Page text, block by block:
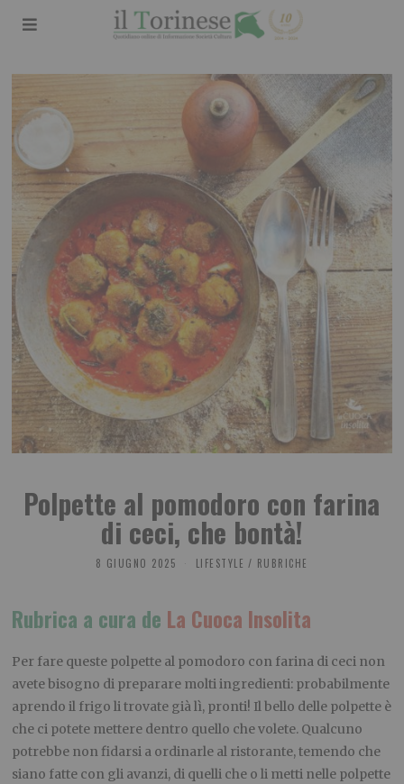
Polpette al pomodoro con farina
di ceci, che bontà!
8 GIUGNO 2025 LIFESTYLE / RUBRICHE
Rubrica a cura de La Cuoca Insolita
Per fare queste polpette al pomodoro con farina di ceci non
avete bisogno di preparare molti ingredienti: probabilmente
aprendo il frigo li trovate già lì, pronti! Il bello delle polpette è
che ci potete mettere dentro quello che volete. Qualcuno
potrebbe non fidarsi a ordinarle al ristorante, temendo che
siano fatte con gli avanzi, di quelli che o li metti nelle polpette